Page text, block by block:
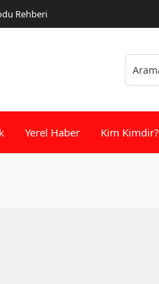
Rehberi
Yerel Haber Kim Kimdir?